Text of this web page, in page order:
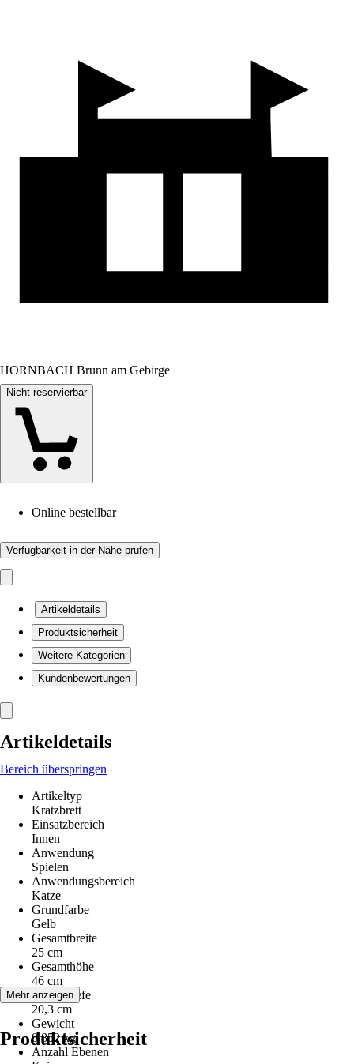
HORNBACH Brunn am Gebirge
Nicht reservierbar
Online bestellbar
Verfügbarkeit in der Nähe prüfen
Artikeldetails
Produktsicherheit
Weitere Kategorien
Kundenbewertungen
Artikeldetails
Bereich überspringen
Artikeltyp
Kratzbrett
Einsatzbereich
Innen
Anwendung
Spielen
Anwendungsbereich
Katze
Grundfarbe
Gelb
Gesamtbreite
25 cm
Gesamthöhe
46 cm
Gesamttiefe
20,3 cm
Gewicht
0,852 kg
Anzahl Ebenen
Mehr anzeigen
Produktsicherheit